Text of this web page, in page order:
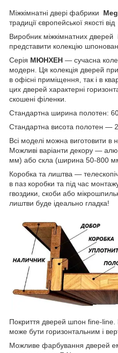
Міжкімнатні двері фабрики
традиції європейської якості від
Виробник міжкімнатних дверей
представити колекцію
Серія МЮНХЕН — сучасна
модерн. Ця колекція дверей
в офісні приміщення, так і в
цих дверей характерні
скошені філенки.
Стандартна ширина полотен:
Стандартна висота полотен —
Всі моделі можна виготовити в
Можливі варіанти декору —
мм) або скла (ширина 50-800
Коробка та лиштва —
в паз коробки та під час
гвоздики, скоби або
лиштви буде ідеально гладка!
Покриття дверей шпон fine-
може бути горизонтальним і
Можливе фарбування дверей